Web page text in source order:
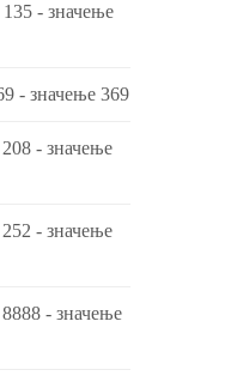
- значење
- значење 369
- значење
- значење
- значење